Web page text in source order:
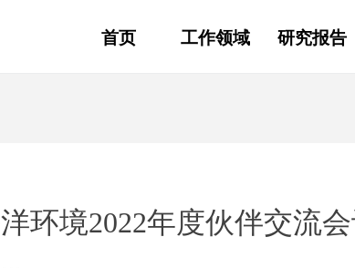
首页 工作领域 研究报告
环境2022年度伙伴交流